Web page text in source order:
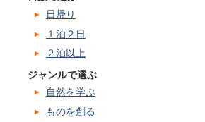
日帰り
１泊２日
２泊以上
ジャンルで選ぶ
自然を学ぶ
ものを創る